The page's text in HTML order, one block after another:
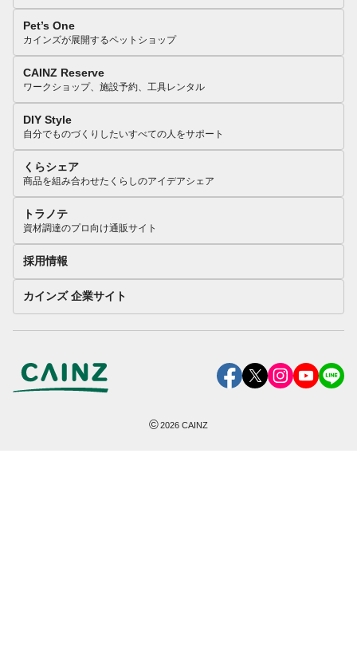
Pet’s One
カインズが展開するペットショップ
CAINZ Reserve
ワークショップ、施設予約、工具レンタル
DIY Style
自分でものづくりしたいすべての人をサポート
くらシェア
商品を組み合わせたくらしのアイデアシェア
トラノテ
資材調達のプロ向け通販サイト
採用情報
カインズ 企業サイト
©2026 CAINZ